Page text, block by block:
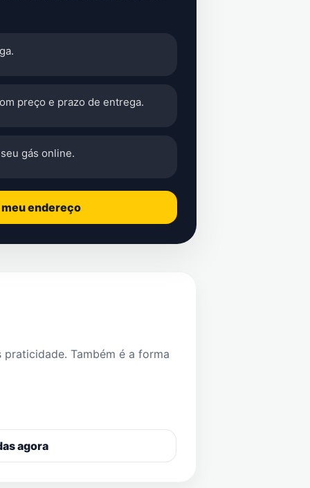
preço e prazo de entrega.
gás online.
endereço
Também é a forma
agora